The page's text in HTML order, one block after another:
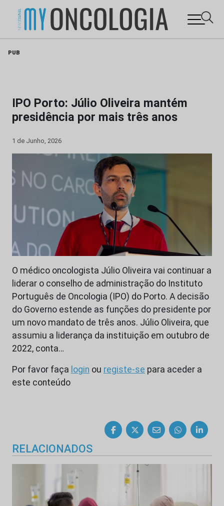
PUB
IPO Porto: Júlio Oliveira mantém
presidência por mais três anos
1 de Junho, 2026
O médico oncologista Júlio Oliveira vai continuar a
liderar o conselho de administração do Instituto
Português de Oncologia (IPO) do Porto. A decisão
do Governo estende as funções do presidente por
um novo mandato de três anos. Júlio Oliveira, que
assumiu a liderança da instituição em outubro de
2022, conta…
Por favor faça login ou registe-se para aceder a
este conteúdo
RELACIONADOS